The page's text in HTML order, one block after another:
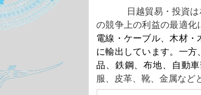
日越貿易・投資
の競争上の利益の最適化
電線・ケーブル、木材
に輸出しています。一
品、鉄鋼、布地、自動
服、皮革、靴、金属など